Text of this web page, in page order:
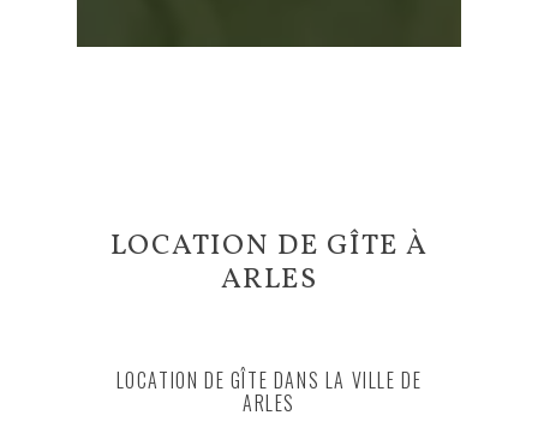
LOCATION DE GÎTE À
ARLES
LOCATION DE GÎTE DANS LA VILLE DE
ARLES